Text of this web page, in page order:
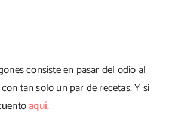
consiste en pasar del odio al
tan solo un par de recetas. Y si
aquí.